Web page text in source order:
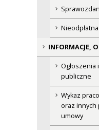
INFORMACJE,
Ogłoszenia
publiczne
Wykaz
oraz innych
umowy